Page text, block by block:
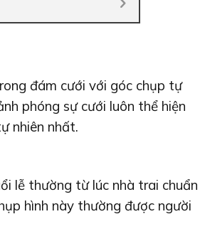
đám cưới với góc chụp tự
phóng sự cưới luôn thể hiện
nhiên nhất.
lễ thường từ lúc nhà trai chuẩn
hình này thường được người